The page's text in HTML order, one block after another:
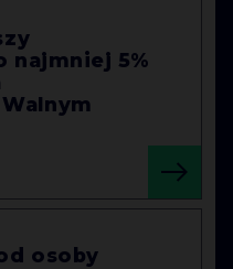
najmniej 5%
osoby